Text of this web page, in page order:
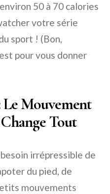
50 à 70 calories
votre série
sport ! (Bon,
pour vous donner
Le Mouvement
Tout
irrépressible de
du pied, de
mouvements